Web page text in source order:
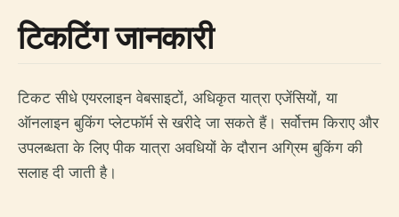
टिकटिंग जानकारी
टिकट सीधे एयरलाइन वेबसाइटों, अधिकृत यात्रा एजेंसियों, या
ऑनलाइन बुकिंग प्लेटफॉर्म से खरीदे जा सकते हैं। सर्वोत्तम किराए और
उपलब्धता के लिए पीक यात्रा अवधियों के दौरान अग्रिम बुकिंग की
सलाह दी जाती है।